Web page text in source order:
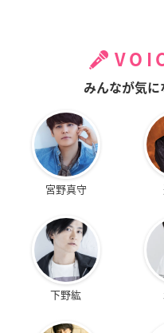
— 9.8ブルーレイ＆DVD
プレイバック～』公式🖋
みんなが気に
宮野真守
下野紘